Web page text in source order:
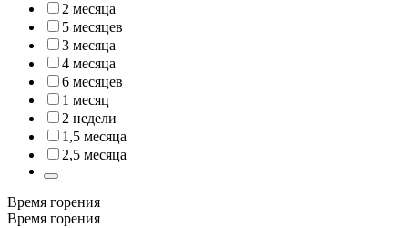
2 месяца
5 месяцев
3 месяца
4 месяца
6 месяцев
1 месяц
2 недели
1,5 месяца
2,5 месяца
Время горения
Время горения